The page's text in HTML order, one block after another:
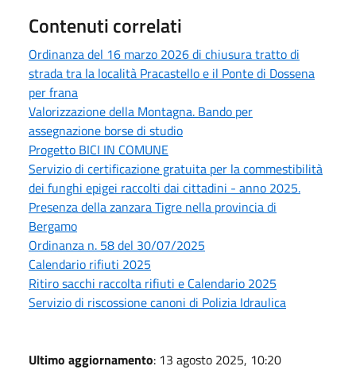
Contenuti correlati
Ordinanza del 16 marzo 2026 di chiusura tratto di
strada tra la località Pracastello e il Ponte di Dossena
per frana
Valorizzazione della Montagna. Bando per
assegnazione borse di studio
Progetto BICI IN COMUNE
Servizio di certificazione gratuita per la commestibilità
dei funghi epigei raccolti dai cittadini - anno 2025.
Presenza della zanzara Tigre nella provincia di
Bergamo
Ordinanza n. 58 del 30/07/2025
Calendario rifiuti 2025
Ritiro sacchi raccolta rifiuti e Calendario 2025
Servizio di riscossione canoni di Polizia Idraulica
Ultimo aggiornamento: 13 agosto 2025, 10:20